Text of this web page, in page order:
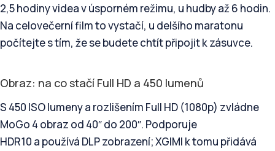
2,5 hodiny videa v úsporném režimu, u hudby až 6 hodin.
Na celovečerní film to vystačí, u delšího maratonu
počítejte s tím, že se budete chtít připojit k zásuvce.
Obraz: na co stačí Full HD a 450 lumenů
S 450 ISO lumeny a rozlišením Full HD (1080p) zvládne
MoGo 4 obraz od 40″ do 200″. Podporuje
HDR10 a používá DLP zobrazení; XGIMI k tomu přidává